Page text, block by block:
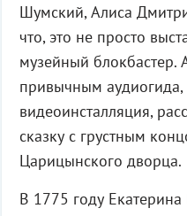
Шумский, Алиса
что, это не просто
музейный блокбастер.
привычным аудиогида,
видеоинсталляция,
сказку с грустным
Царицынского дворца.
В 1775 году